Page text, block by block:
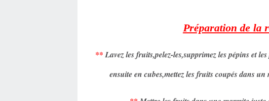
Préparation de la
**Lavez les fruits,pelez-les,supprimez les pépins et
ensuite en cubes,mettez les fruits coupés dans